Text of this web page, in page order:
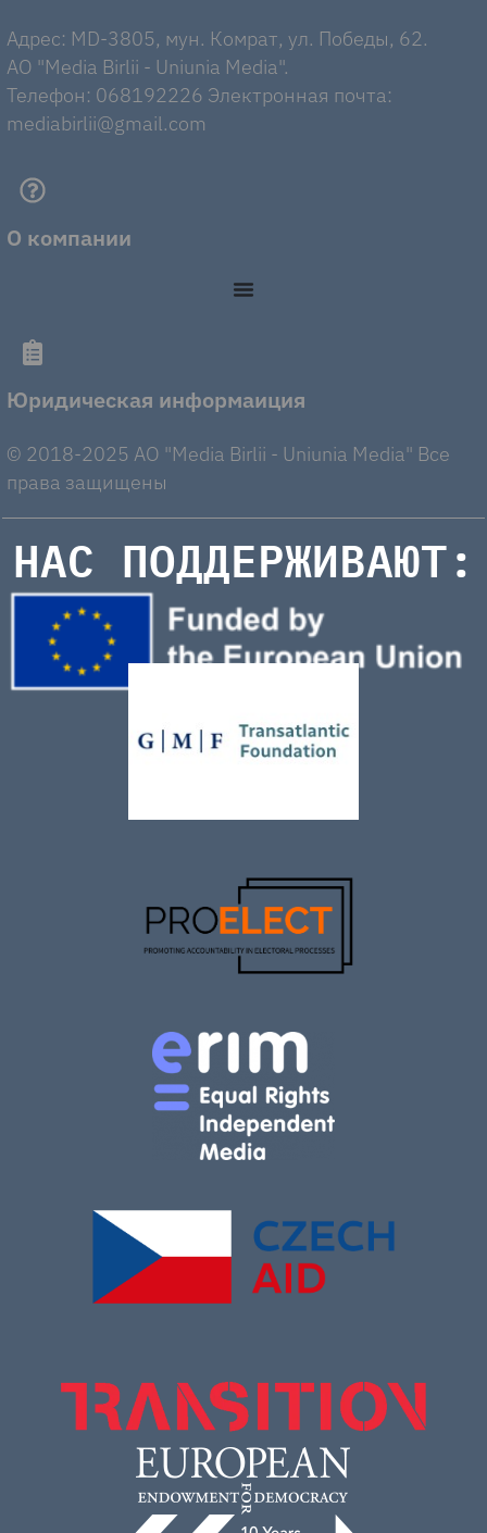
Адрес: MD-3805, мун. Комрат, ул. Победы, 62.
AO "Media Birlii - Uniunia Media".
Телефон: 068192226 Электронная почта:
mediabirlii@gmail.com
О компании
Юридическая информаиция
© 2018-2025 AO "Media Birlii - Uniunia Media" Все
права защищены
НАС ПОДДЕРЖИВАЮТ: